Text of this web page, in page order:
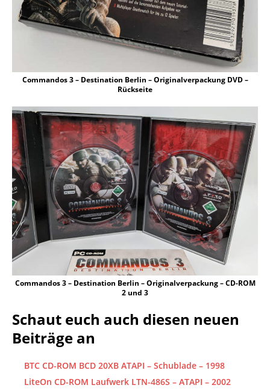
Commandos 3 – Destination Berlin – Originalverpackung DVD –
Rückseite
Commandos 3 – Destination Berlin – Originalverpackung – CD-ROM
2 und 3
Schaut euch auch diesen neuen
Beiträge an
BTC CD-ROM BCD 20XB ATAPI – Schublade – 1998
LiteOn CD-ROM Laufwerk LTN-486S – ATAPI – 2002